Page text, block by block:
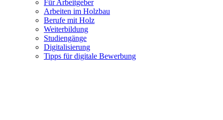
Für Arbeitgeber
Arbeiten im Holzbau
Berufe mit Holz
Weiterbildung
Studiengänge
Digitalisierung
Tipps für digitale Bewerbung